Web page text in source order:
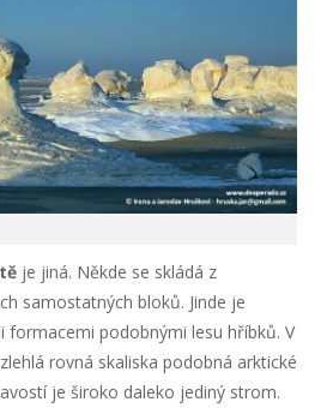
je jiná. Někde se skládá z
samostatných bloků. Jinde je
formacemi podobnými lesu hříbků. V
rovná skaliska podobná arktické
je široko daleko jediný strom.